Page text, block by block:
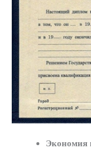
Экономия